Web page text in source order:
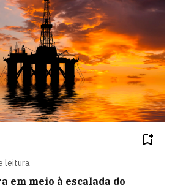
leitura
em meio à escalada do